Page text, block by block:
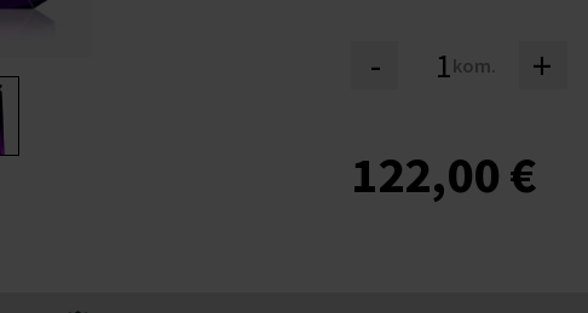
- kom. +
122,00 €